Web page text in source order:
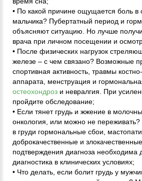
• По какой причине ощущается боль в
мальчика? Пубертатный период и
объясняют ситуацию. Но лучше
врача при личном посещении и
• После физических нагрузок
железе – с чем связано? Возможные
спортивная активность, травмы
аппарата, менструация и
остеохондроз и невралгия. При
пройдите обследование;
• Если тянет грудь и жжение в
онкология, или можно не
в груди гормональные сбои,
доброкачественные и
подтверждения диагноза
диагностика в клинических условиях;
• Что делать, если болит грудь у